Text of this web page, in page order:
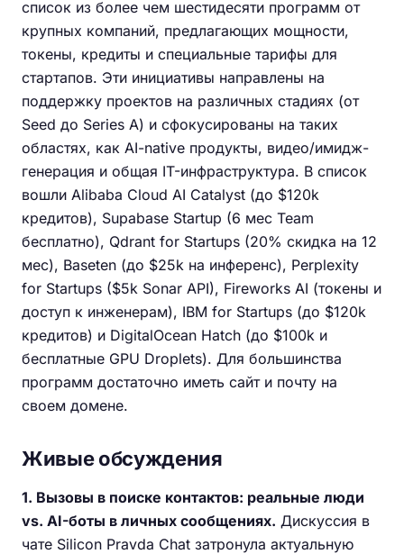
список из более чем шестидесяти программ от
крупных компаний, предлагающих мощности,
токены, кредиты и специальные тарифы для
стартапов. Эти инициативы направлены на
поддержку проектов на различных стадиях (от
Seed до Series A) и сфокусированы на таких
областях, как AI-native продукты, видео/имидж-
генерация и общая IT-инфраструктура. В список
вошли Alibaba Cloud AI Catalyst (до $120k
кредитов), Supabase Startup (6 мес Team
бесплатно), Qdrant for Startups (20% скидка на 12
мес), Baseten (до $25k на инференс), Perplexity
for Startups ($5k Sonar API), Fireworks AI (токены и
доступ к инженерам), IBM for Startups (до $120k
кредитов) и DigitalOcean Hatch (до $100k и
бесплатные GPU Droplets). Для большинства
программ достаточно иметь сайт и почту на
своем домене.
Живые обсуждения
1. Вызовы в поиске контактов: реальные люди
vs. AI-боты в личных сообщениях. Дискуссия в
чате Silicon Pravda Chat затронула актуальную